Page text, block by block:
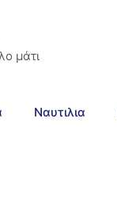
μάτι
Ναυτιλια